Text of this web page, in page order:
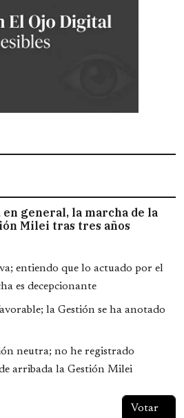
en general, la marcha de la
Milei tras tres años
entiendo que lo actuado por el
es decepcionante
la Gestión se ha anotado
neutra; no he registrado
arribada la Gestión Milei